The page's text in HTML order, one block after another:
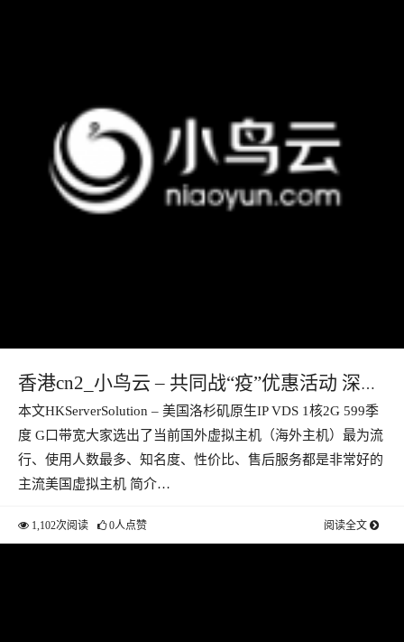
香港cn2_小鸟云 – 共同战“疫”优惠活动 深圳
BGP 1核1G1M 免费180天
本文HKServerSolution – 美国洛杉矶原生IP VDS 1核2G 599季
度 G口带宽大家选出了当前国外虚拟主机（海外主机）最为流
行、使用人数最多、知名度、性价比、售后服务都是非常好的
主流美国虚拟主机 简介…
1,102次阅读 0人点赞 阅读全文